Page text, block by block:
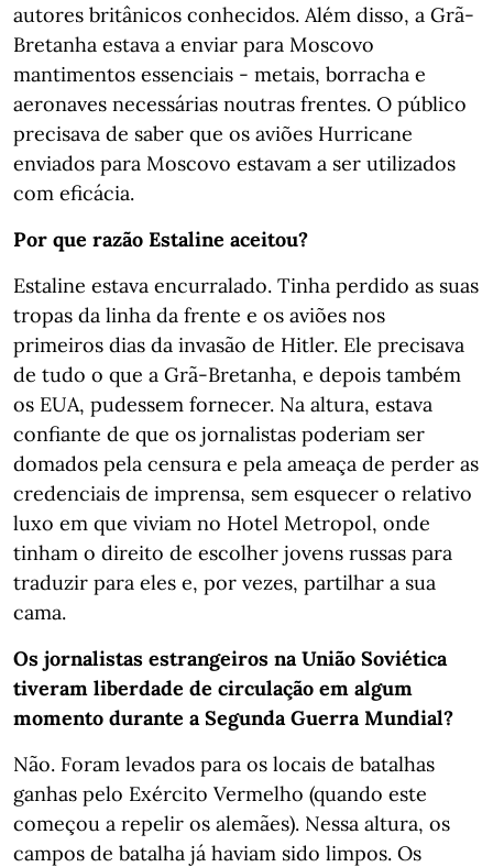
autores britânicos conhecidos. Além disso, a Grã-
Bretanha estava a enviar para Moscovo
mantimentos essenciais - metais, borracha e
aeronaves necessárias noutras frentes. O público
precisava de saber que os aviões Hurricane
enviados para Moscovo estavam a ser utilizados
com eficácia.
Por que razão Estaline aceitou?
Estaline estava encurralado. Tinha perdido as suas
tropas da linha da frente e os aviões nos
primeiros dias da invasão de Hitler. Ele precisava
de tudo o que a Grã-Bretanha, e depois também
os EUA, pudessem fornecer. Na altura, estava
confiante de que os jornalistas poderiam ser
domados pela censura e pela ameaça de perder as
credenciais de imprensa, sem esquecer o relativo
luxo em que viviam no Hotel Metropol, onde
tinham o direito de escolher jovens russas para
traduzir para eles e, por vezes, partilhar a sua
cama.
Os jornalistas estrangeiros na União Soviética
tiveram liberdade de circulação em algum
momento durante a Segunda Guerra Mundial?
Não. Foram levados para os locais de batalhas
ganhas pelo Exército Vermelho (quando este
começou a repelir os alemães). Nessa altura, os
campos de batalha já haviam sido limpos. Os